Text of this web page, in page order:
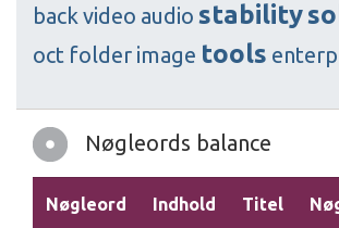
back video audio stability
oct folder image tools
Nøgleords balance
Nøgleord Indhold Titel